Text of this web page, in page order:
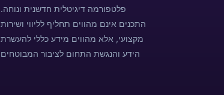
פלטפורמה דיגיטלית חדשנית ונוחה.
התכנים אינם מהווים תחליף לליווי ושירות
מקצועי, אלא מהווים מידע כללי להעשרת
הידע והנגשת התחום לציבור המבוטחים